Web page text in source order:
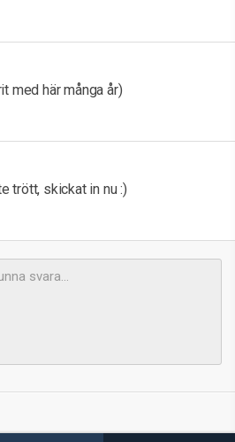
med här många år)
trött, skickat in nu :)